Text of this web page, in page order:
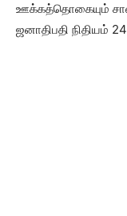
ஊக்கத்தொகையும்
ஜனாதிபதி நிதியம்